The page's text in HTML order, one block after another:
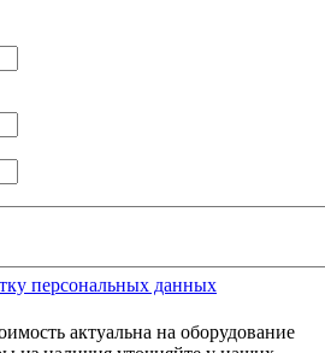
персональных данных
актуальна на оборудование